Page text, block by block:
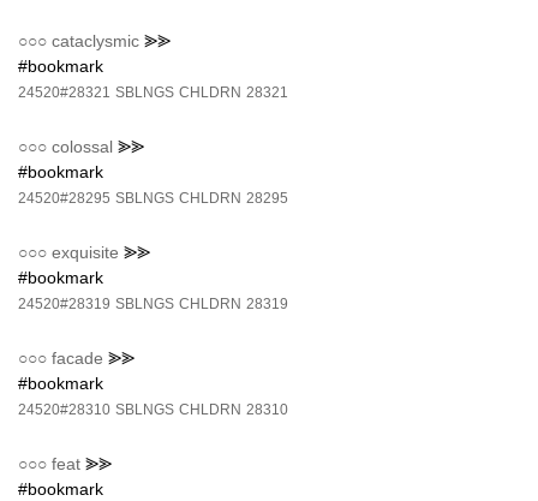
○○○ cataclysmic ⪢⪢
#bookmark
24520#28321 SBLNGS CHLDRN 28321
○○○ colossal ⪢⪢
#bookmark
24520#28295 SBLNGS CHLDRN 28295
○○○ exquisite ⪢⪢
#bookmark
24520#28319 SBLNGS CHLDRN 28319
○○○ facade ⪢⪢
#bookmark
24520#28310 SBLNGS CHLDRN 28310
○○○ feat ⪢⪢
#bookmark